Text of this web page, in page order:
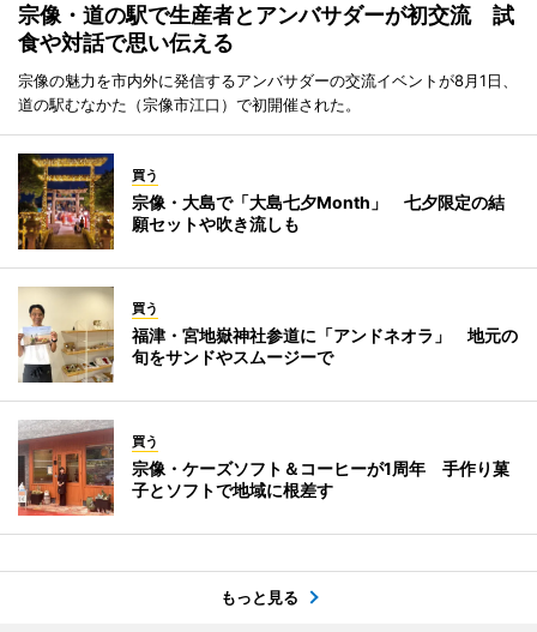
宗像・道の駅で生産者とアンバサダーが初交流 試
食や対話で思い伝える
宗像の魅力を市内外に発信するアンバサダーの交流イベントが8月1日、
道の駅むなかた（宗像市江口）で初開催された。
買う
宗像・大島で「大島七夕Month」 七夕限定の結
願セットや吹き流しも
買う
福津・宮地嶽神社参道に「アンドネオラ」 地元の
旬をサンドやスムージーで
買う
宗像・ケーズソフト＆コーヒーが1周年 手作り菓
子とソフトで地域に根差す
もっと見る